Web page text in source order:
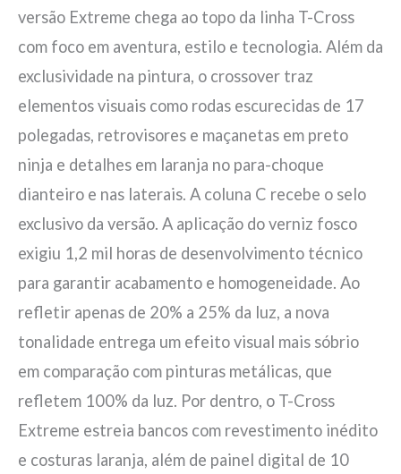
versão Extreme chega ao topo da linha T-Cross
com foco em aventura, estilo e tecnologia. Além da
exclusividade na pintura, o crossover traz
elementos visuais como rodas escurecidas de 17
polegadas, retrovisores e maçanetas em preto
ninja e detalhes em laranja no para-choque
dianteiro e nas laterais. A coluna C recebe o selo
exclusivo da versão. A aplicação do verniz fosco
exigiu 1,2 mil horas de desenvolvimento técnico
para garantir acabamento e homogeneidade. Ao
refletir apenas de 20% a 25% da luz, a nova
tonalidade entrega um efeito visual mais sóbrio
em comparação com pinturas metálicas, que
refletem 100% da luz. Por dentro, o T-Cross
Extreme estreia bancos com revestimento inédito
e costuras laranja, além de painel digital de 10